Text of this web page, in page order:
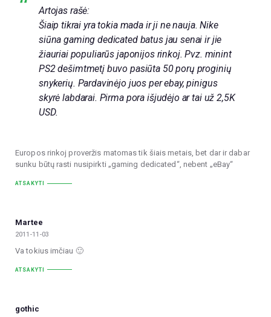
Artojas rašė:
Šiaip tikrai yra tokia mada ir ji ne nauja. Nike
siūna gaming dedicated batus jau senai ir jie
žiauriai populiarūs japonijos rinkoj. Pvz. minint
PS2 dešimtmetį buvo pasiūta 50 porų proginių
snykerių. Pardavinėjo juos per ebay, pinigus
skyrė labdarai. Pirma pora išjudėjo ar tai už 2,5K
USD.
Europos rinkoj proveržis matomas tik šiais metais, bet dar ir dabar
sunku būtų rasti nusipirkti „gaming dedicated“, nebent „eBay“
ATSAKYTI
Martee
2011-11-03
Va tokius imčiau 🙂
ATSAKYTI
gothic